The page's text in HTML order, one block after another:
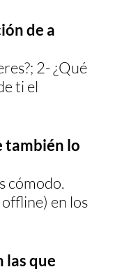
de a
2- ¿Qué
ti el
también lo
cómodo.
en los
las que